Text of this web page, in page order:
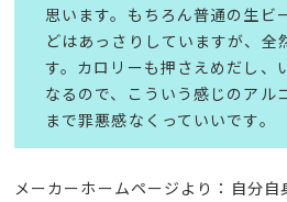
思います。もちろん普通の生ビ
どはあっさりしていますが、全
す。カロリーも押さえめだし、
なるので、こういう感じのアル
まで罪悪感なくっていいです。
メーカーホームページより：自分自